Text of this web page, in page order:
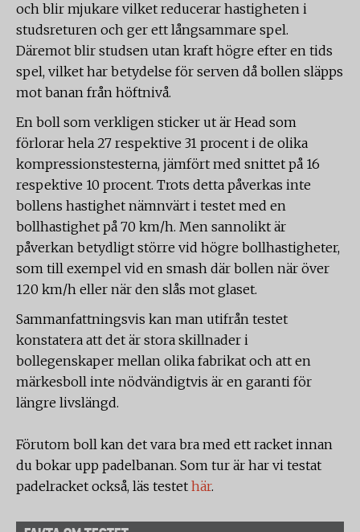
och blir mjukare vilket reducerar hastigheten i
studsreturen och ger ett långsammare spel.
Däremot blir studsen utan kraft högre efter en tids
spel, vilket har betydelse för serven då bollen släpps
mot banan från höftnivå.
En boll som verkligen sticker ut är Head som
förlorar hela 27 respektive 31 procent i de olika
kompressionstesterna, jämfört med snittet på 16
respektive 10 procent. Trots detta påverkas inte
bollens hastighet nämnvärt i testet med en
bollhastighet på 70 km/h. Men sannolikt är
påverkan betydligt större vid högre bollhastigheter,
som till exempel vid en smash där bollen när över
120 km/h eller när den slås mot glaset.
Sammanfattningsvis kan man utifrån testet
konstatera att det är stora skillnader i
bollegenskaper mellan olika fabrikat och att en
märkesboll inte nödvändigtvis är en garanti för
längre livslängd.
Förutom boll kan det vara bra med ett racket innan
du bokar upp padelbanan. Som tur är har vi testat
padelracket också, läs testet här.